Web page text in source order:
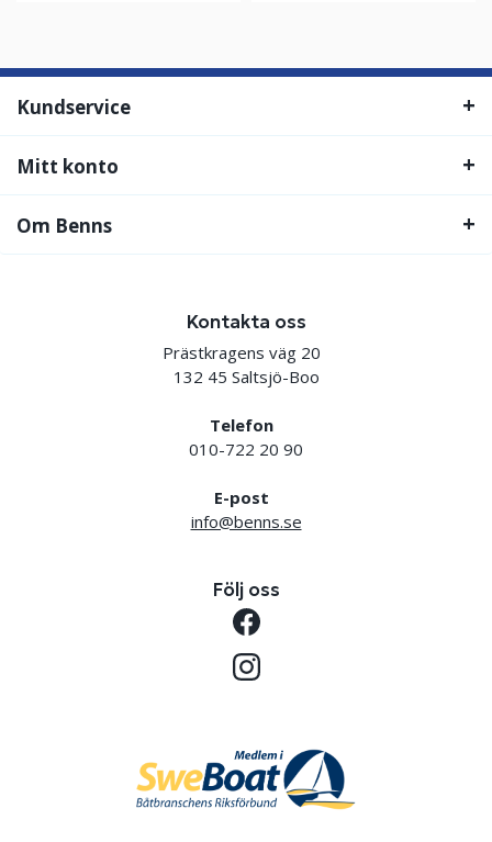
Kundservice
Mitt konto
Om Benns
Kontakta oss
Prästkragens väg 20
132 45 Saltsjö-Boo
Telefon
010-722 20 90
E-post
info@benns.se
Följ oss